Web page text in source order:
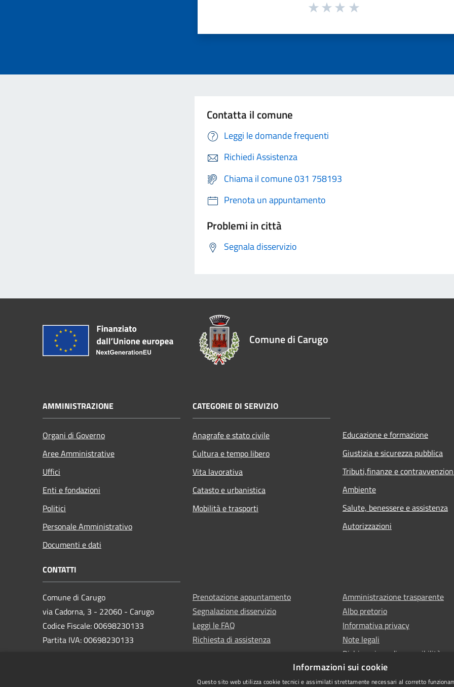
Contatta il comune
Leggi le domande frequenti
Richiedi Assistenza
Chiama il comune 031 758193
Prenota un appuntamento
Problemi in città
Segnala disservizio
Comune di Carugo
AMMINISTRAZIONE
Organi di Governo
Aree Amministrative
Uffici
Enti e fondazioni
Politici
Personale Amministrativo
Documenti e dati
CATEGORIE DI SERVIZIO
Anagrafe e stato civile
Cultura e tempo libero
Vita lavorativa
Catasto e urbanistica
Mobilità e trasporti
Educazione e formazione
Giustizia e sicurezza pubblica
Tributi,finanze e
Ambiente
Salute, benessere e assistenza
Autorizzazioni
CONTATTI
Comune di Carugo
via Cadorna, 3 - 22060 - Carugo
Codice Fiscale: 00698230133
Partita IVA: 00698230133
Prenotazione appuntamento
Segnalazione disservizio
Leggi le FAQ
Richiesta di assistenza
Amministrazione trasparente
Albo pretorio
Informativa privacy
Note legali
Dichiarazione di accessibilità
Informazioni sui cookie
Questo sito web utilizza cookie tecnici e assimilati strettamente necessari al corretto